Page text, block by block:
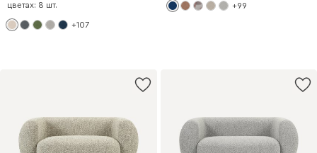
цветах: 8 шт.
+107
+99